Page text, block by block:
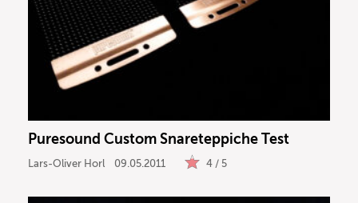
Puresound Custom Snareteppiche Test
Lars-Oliver Horl 09.05.2011 4 / 5